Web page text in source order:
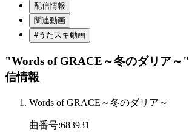
配信情報
関連動画
#うたスキ動画
"Words of GRACE～冬のダリア～"
信情報
Words of GRACE～冬のダリア～
曲番号:683931